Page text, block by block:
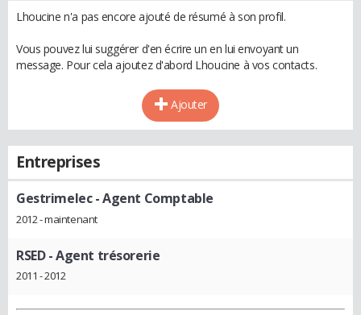
Lhoucine n'a pas encore ajouté de résumé à son profil.
Vous pouvez lui suggérer d'en écrire un en lui envoyant un
message. Pour cela ajoutez d'abord Lhoucine à vos contacts.
Ajouter
Entreprises
Gestrimelec- Agent Comptable
2012 - maintenant
RSED- Agent trésorerie
2011 - 2012